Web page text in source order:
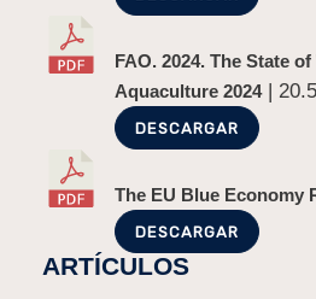
FAO. 2024. The State
Aquaculture 2024|
DESCARGAR
The EU Blue Economy
DESCARGAR
ARTÍCULOS